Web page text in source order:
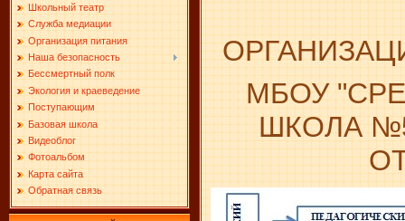
Школьный театр
Служба медиации
Организация питания
Наша безопасность
Бессмертный полк
Экология и краеведение
Поступающим
Базовая школа
Видеоблог
Фотоальбом
Карта сайта
Обратная связь
МБОУ
ШКОЛА